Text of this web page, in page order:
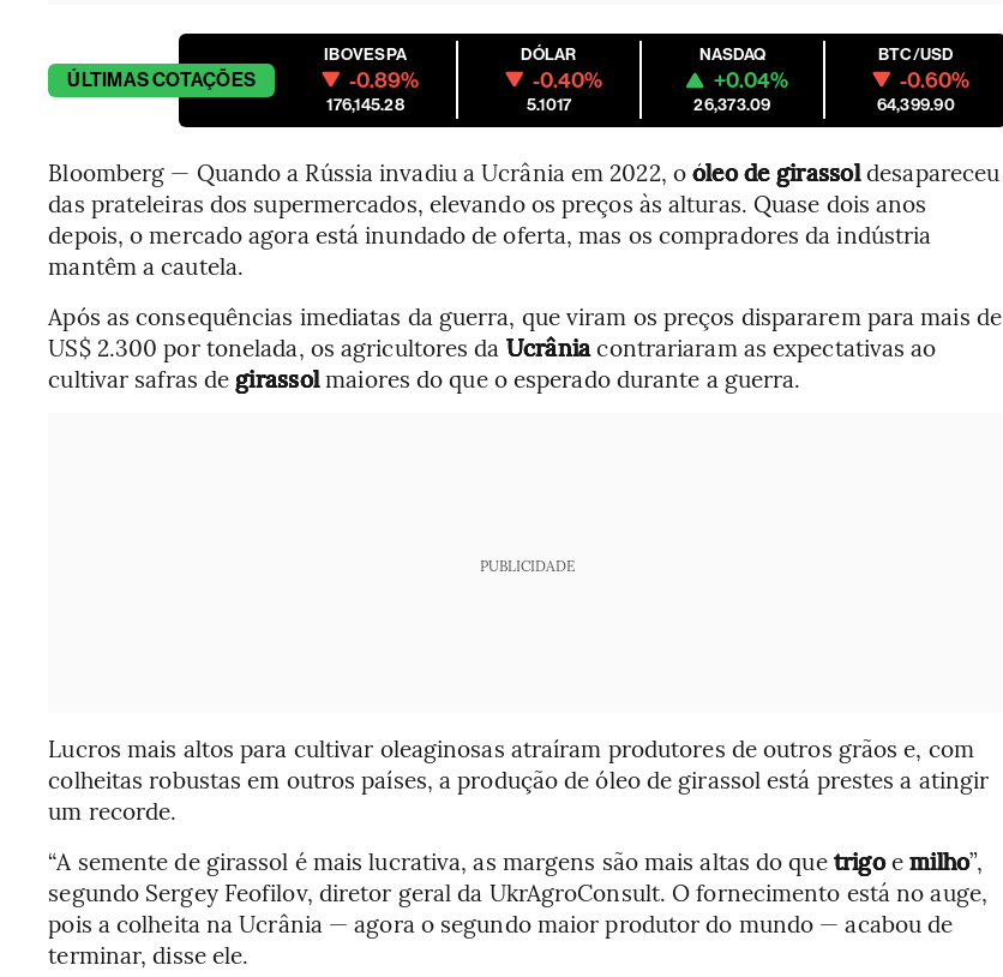
ÚLTIMASCOTAÇÕES
IBOVESPA
-0.89%
176,145.28
DÓLAR
-0.40%
5.1017
NASDAQ
+0.04%
26,373.09
BTC/USD
-0.60%
64,399.90
Bloomberg — Quando a Rússia invadiu a Ucrânia em 2022, oóleo de girassoldesapareceu
das prateleiras dos supermercados, elevando os preços às alturas. Quase dois anos
depois, o mercado agora está inundado de oferta, mas os compradores da indústria
mantêm a cautela.
Após as consequências imediatas da guerra, que viram os preços dispararem para mais de
US$ 2.300 por tonelada, os agricultores da Ucrâniacontrariaram as expectativas ao
cultivar safras de girassolmaiores do que o esperado durante a guerra.
PUBLICIDADE
Lucros mais altos para cultivar oleaginosas atraíram produtores de outros grãos e, com
colheitas robustas em outros países, a produção de óleo de girassol está prestes a atingir
um recorde.
“A semente de girassol é mais lucrativa, as margens são mais altas do quetrigoemilho”,
segundo Sergey Feofilov, diretor geral da UkrAgroConsult. O fornecimento está no auge,
pois a colheita na Ucrânia — agora o segundo maior produtor do mundo — acabou de
terminar, disse ele.